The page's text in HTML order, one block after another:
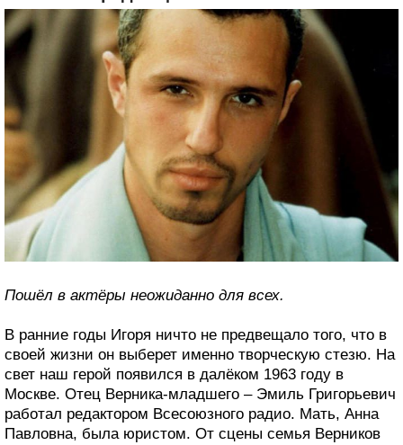
Пошёл в актёры неожиданно для всех.
В ранние годы Игоря ничто не предвещало того, что в
своей жизни он выберет именно творческую стезю. На
свет наш герой появился в далёком 1963 году в
Москве. Отец Верника-младшего – Эмиль Григорьевич
работал редактором Всесоюзного радио. Мать, Анна
Павловна, была юристом. От сцены семья Верников